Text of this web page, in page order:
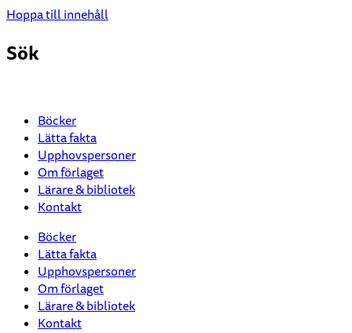
Hoppa till innehåll
Sök
Böcker
Lätta fakta
Upphovspersoner
Om förlaget
Lärare & bibliotek
Kontakt
Böcker
Lätta fakta
Upphovspersoner
Om förlaget
Lärare & bibliotek
Kontakt